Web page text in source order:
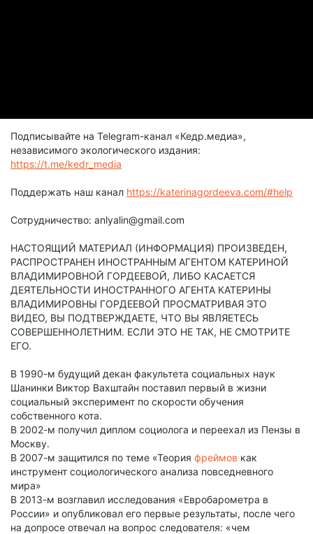
Подписывайте на Telegram-канал «Кедр.медиа»,
независимого экологического издания:
https://t.me/kedr_media
Поддержать наш канал https://katerinagordeeva.com/#help
Сотрудничество: anlyalin@gmail.com
НАСТОЯЩИЙ МАТЕРИАЛ (ИНФОРМАЦИЯ) ПРОИЗВЕДЕН,
РАСПРОСТРАНЕН ИНОСТРАННЫМ АГЕНТОМ КАТЕРИНОЙ
ВЛАДИМИРОВНОЙ ГОРДЕЕВОЙ, ЛИБО КАСАЕТСЯ
ДЕЯТЕЛЬНОСТИ ИНОСТРАННОГО АГЕНТА КАТЕРИНЫ
ВЛАДИМИРОВНЫ ГОРДЕЕВОЙ ПРОСМАТРИВАЯ ЭТО
ВИДЕО, ВЫ ПОДТВЕРЖДАЕТЕ, ЧТО ВЫ ЯВЛЯЕТЕСЬ
СОВЕРШЕННОЛЕТНИМ. ЕСЛИ ЭТО НЕ ТАК, НЕ СМОТРИТЕ
ЕГО.
В 1990-м будущий декан факультета социальных наук
Шанинки Виктор Вахштайн поставил первый в жизни
социальный эксперимент по скорости обучения
собственного кота.
В 2002-м получил диплом социолога и переехал из Пензы в
Москву.
В 2007-м защитился по теме «Теория фреймов как
инструмент социологического анализа повседневного
мира»
В 2013-м возглавил исследования «Евробарометра в
России» и опубликовал его первые результаты, после чего
на допросе отвечал на вопрос следователя: «чем